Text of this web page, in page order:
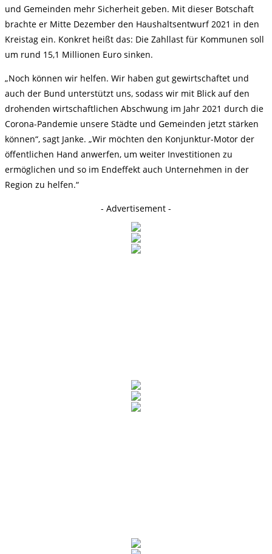
und Gemeinden mehr Sicherheit geben. Mit dieser Botschaft
brachte er Mitte Dezember den Haushaltsentwurf 2021 in den
Kreistag ein. Konkret heißt das: Die Zahllast für Kommunen soll
um rund 15,1 Millionen Euro sinken.
„Noch können wir helfen. Wir haben gut gewirtschaftet und
auch der Bund unterstützt uns, sodass wir mit Blick auf den
drohenden wirtschaftlichen Abschwung im Jahr 2021 durch die
Corona-Pandemie unsere Städte und Gemeinden jetzt stärken
können“, sagt Janke. „Wir möchten den Konjunktur-Motor der
öffentlichen Hand anwerfen, um weiter Investitionen zu
ermöglichen und so im Endeffekt auch Unternehmen in der
Region zu helfen.“
- Advertisement -